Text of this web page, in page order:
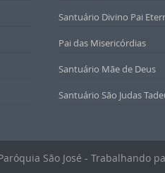
Santuário Divino Pai
Pai das Misericórdias
Santuário Mãe de Deus
Santuário São Judas
São José - Trabalhando